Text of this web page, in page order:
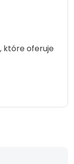
które oferuje